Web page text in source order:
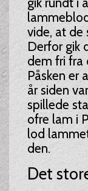
vide, at de
Derfor gik
dem fri fra
Påsken er
år siden
spillede
ofre lam i
lod
den.
Det